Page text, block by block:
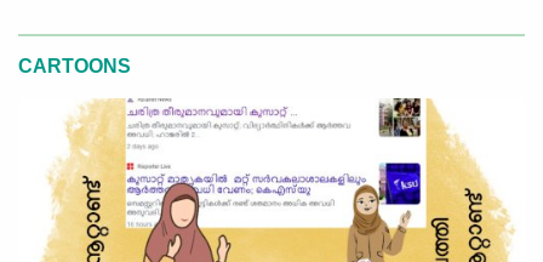
CARTOONS